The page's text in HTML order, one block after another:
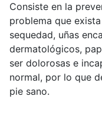
Consiste en la
problema que
sequedad, uñas
dermatológicos,
ser dolorosas e
normal, por lo que
pie sano.